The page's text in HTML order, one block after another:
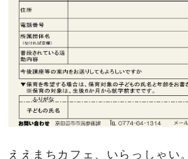
ええまちカフェ、いらっしゃい。